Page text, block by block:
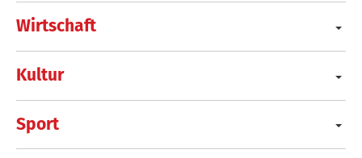
Wirtschaft
Kultur
Sport